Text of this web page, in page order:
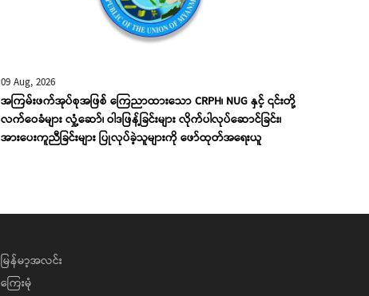
09 Aug, 2026
အကြမ်းဖက်အုပ်စုအဖြစ် ကြေညာထားသော CRPH၊ NUG နှင့် ၎င်းတို့
လက်ဝေခံများ လှုံ့ဆော်၊ ဝါဒဖြန့်ခြင်းများ လိုက်ပါလုပ်ဆောင်ခြင်း၊
အားပေးကူညီခြင်းများ ပြုလုပ်ခဲ့သူများကို ဖော်ထုတ်အရေးယူ
မြန်မာ့အလင်း
ကြေးမုံ